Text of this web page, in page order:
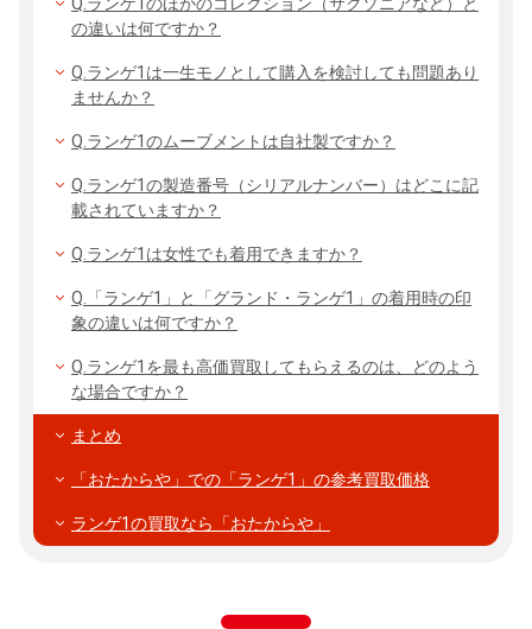
の違いは何ですか？
Q.ランゲ1は一生モノとして購入を検討しても問題あり
ませんか？
Q.ランゲ1のムーブメントは自社製ですか？
Q.ランゲ1の製造番号（シリアルナンバー）はどこに記
載されていますか？
Q.ランゲ1は女性でも着用できますか？
Q.「ランゲ1」と「グランド・ランゲ1」の着用時の印
象の違いは何ですか？
Q.ランゲ1を最も高価買取してもらえるのは、どのよう
な場合ですか？
まとめ
「おたからや」での「ランゲ1」の参考買取価格
ランゲ1の買取なら「おたからや」